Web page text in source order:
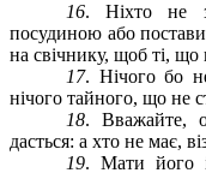
16. Ніхто не
посудиною або
на свічнику, щоб ті, що
17. Нічого бо
нічого тайного, що не
18. Вважайте,
дасться: а хто не має,
19. Мати його